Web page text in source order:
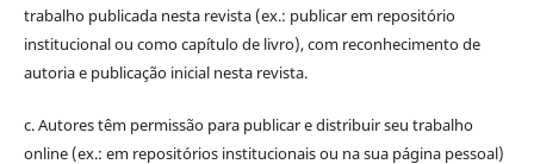
trabalho publicada nesta revista (ex.: publicar em repositório
institucional ou como capítulo de livro), com reconhecimento de
autoria e publicação inicial nesta revista.
c. Autores têm permissão para publicar e distribuir seu trabalho
online (ex.: em repositórios institucionais ou na sua página pessoal)